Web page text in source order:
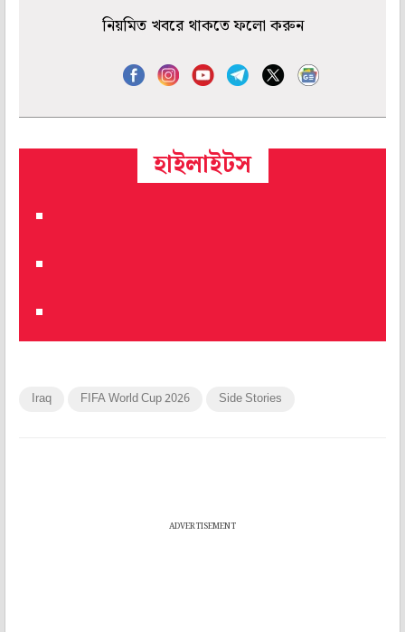
নিয়মিত খবরে থাকতে ফলো করুন
হাইলাইটস
Iraq FIFA World Cup 2026 Side Stories
ADVERTISEMENT